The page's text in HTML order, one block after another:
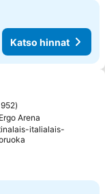
Katso hinnat
Arena
italialais-